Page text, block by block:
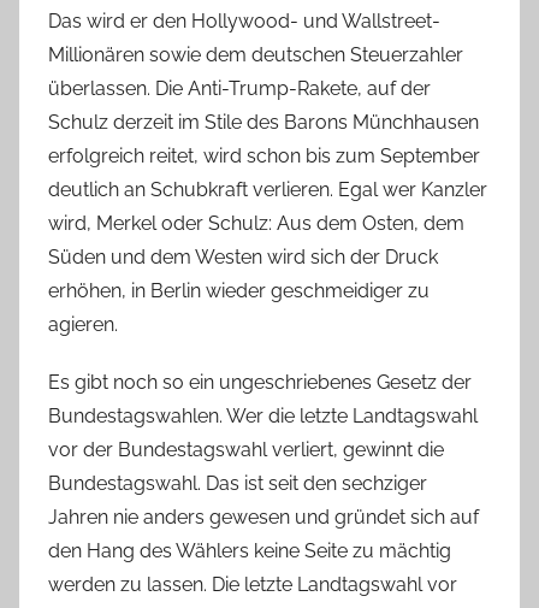
Das wird er den Hollywood- und Wallstreet-
Millionären sowie dem deutschen Steuerzahler
überlassen. Die Anti-Trump-Rakete, auf der
Schulz derzeit im Stile des Barons Münchhausen
erfolgreich reitet, wird schon bis zum September
deutlich an Schubkraft verlieren. Egal wer Kanzler
wird, Merkel oder Schulz: Aus dem Osten, dem
Süden und dem Westen wird sich der Druck
erhöhen, in Berlin wieder geschmeidiger zu
agieren.
Es gibt noch so ein ungeschriebenes Gesetz der
Bundestagswahlen. Wer die letzte Landtagswahl
vor der Bundestagswahl verliert, gewinnt die
Bundestagswahl. Das ist seit den sechziger
Jahren nie anders gewesen und gründet sich auf
den Hang des Wählers keine Seite zu mächtig
werden zu lassen. Die letzte Landtagswahl vor